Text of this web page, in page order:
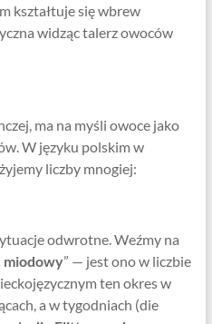
kształtuje się wbrew
widząc talerz owoców
ma na myśli owoce jako
W języku polskim w
liczby mnogiej:
odwrotne. Weźmy na
miodowy” — jest ono w liczbie
ten okres w
a w tygodniach (die